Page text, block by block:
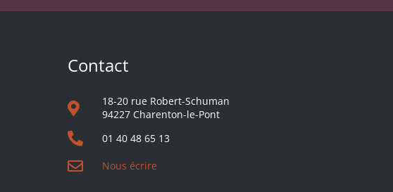
Contact
18-20 rue Robert-Schuman
94227 Charenton-le-Pont
01 40 48 65 13
Nous écrire